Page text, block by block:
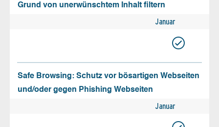
Grund von unerwünschtem Inhalt filtern
Januar
Safe Browsing: Schutz vor bösartigen Webseiten
und/oder gegen Phishing Webseiten
Januar